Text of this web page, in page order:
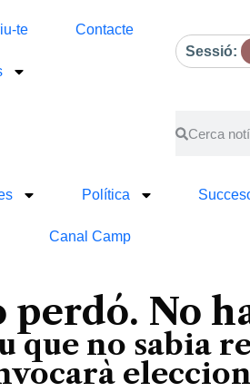
te Contacte
Sessió:
Política
Canal Camp
perdó. No
que no sabia